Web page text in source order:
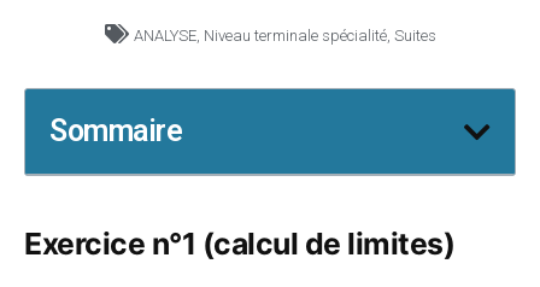
ANALYSE, Niveau terminale spécialité, Suites
Sommaire
Exercice n°1 (calcul de limites)